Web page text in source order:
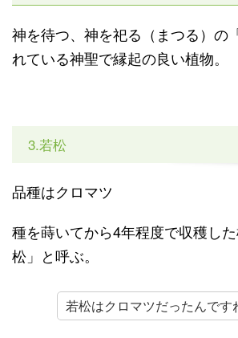
神を待つ、神を祀る（まつる）の
れている神聖で縁起の良い植物。
3.若松
品種はクロマツ
種を蒔いてから4年程度で収穫し
松」と呼ぶ。
若松はクロマツだったんです